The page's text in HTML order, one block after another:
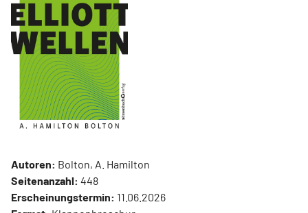
Autoren: Bolton, A. Hamilton
Seitenanzahl: 448
Erscheinungstermin: 11.06.2026